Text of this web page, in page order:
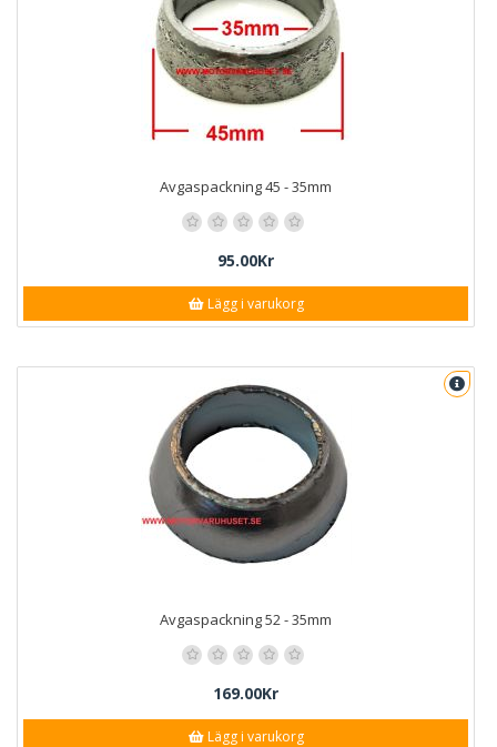
Avgaspackning 45 - 35mm
95.00Kr
Lägg i varukorg
Avgaspackning 52 - 35mm
169.00Kr
Lägg i varukorg